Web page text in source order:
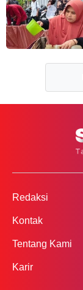
Redaksi
Kontak
Tentang Kami
Karir